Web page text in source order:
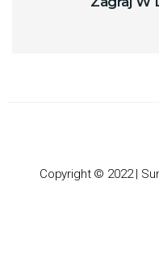
Copyright © 2022 |